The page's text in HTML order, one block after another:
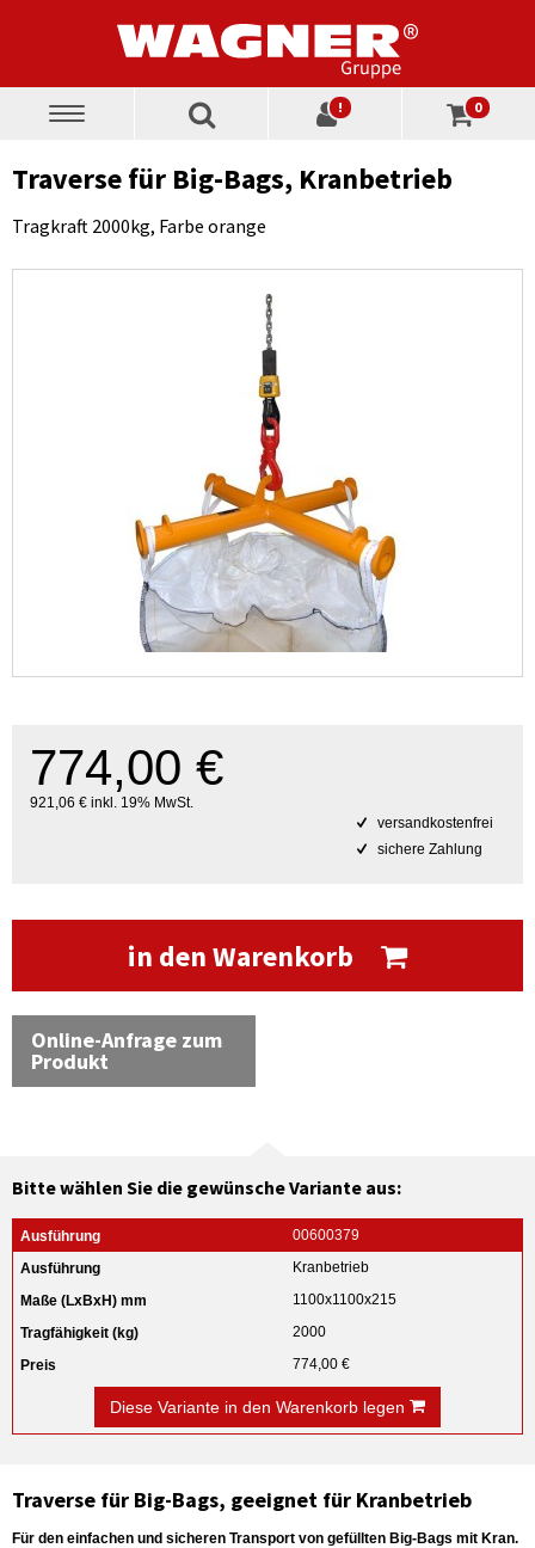
Toggle
! 0
Traverse für Big-Bags, Kranbetrieb
Tragkraft 2000kg, Farbe orange
774,00 €
921,06 € inkl. 19% MwSt.
versandkostenfrei
sichere Zahlung
in den Warenkorb
Online-Anfrage zum
Produkt
Bitte wählen Sie die gewünsche Variante aus:
00600379
Kranbetrieb
1100x1100x215
2000
774,00 €
Diese Variante in den Warenkorb legen
Traverse für Big-Bags, geeignet für Kranbetrieb
Für den einfachen und sicheren Transport von gefüllten Big-Bags mit Kran.